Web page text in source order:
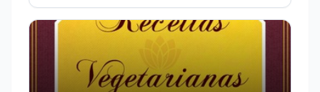
partes do cérebro , Melhora o conhecimento e
Evolui a escrita.